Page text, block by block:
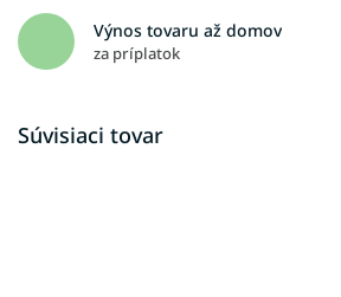
Výnos tovaru až domov
za príplatok
Súvisiaci tovar